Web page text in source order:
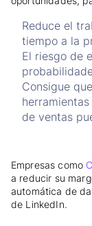
Reduce el
tiempo a la
El riesgo de
Consigue
de ventas
Empresas como
a reducir su
automática de
de LinkedIn.